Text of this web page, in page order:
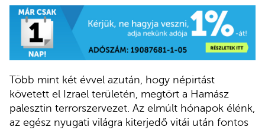
Több mint két évvel azután, hogy népirtást
követett el Izrael területén, megtört a Hamász
palesztin terrorszervezet. Az elmúlt hónapok élénk,
az egész nyugati világra kiterjedő vitái után fontos